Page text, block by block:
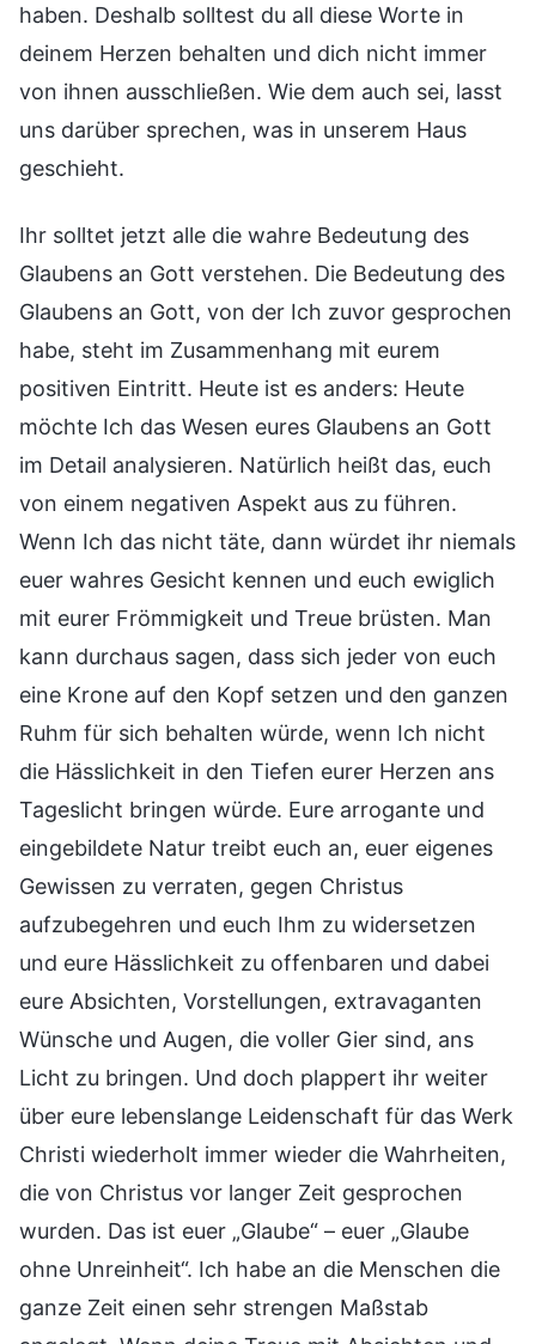
haben. Deshalb solltest du all diese Worte in
deinem Herzen behalten und dich nicht immer
von ihnen ausschließen. Wie dem auch sei, lasst
uns darüber sprechen, was in unserem Haus
geschieht.
Ihr solltet jetzt alle die wahre Bedeutung des
Glaubens an Gott verstehen. Die Bedeutung des
Glaubens an Gott, von der Ich zuvor gesprochen
habe, steht im Zusammenhang mit eurem
positiven Eintritt. Heute ist es anders: Heute
möchte Ich das Wesen eures Glaubens an Gott
im Detail analysieren. Natürlich heißt das, euch
von einem negativen Aspekt aus zu führen.
Wenn Ich das nicht täte, dann würdet ihr niemals
euer wahres Gesicht kennen und euch ewiglich
mit eurer Frömmigkeit und Treue brüsten. Man
kann durchaus sagen, dass sich jeder von euch
eine Krone auf den Kopf setzen und den ganzen
Ruhm für sich behalten würde, wenn Ich nicht
die Hässlichkeit in den Tiefen eurer Herzen ans
Tageslicht bringen würde. Eure arrogante und
eingebildete Natur treibt euch an, euer eigenes
Gewissen zu verraten, gegen Christus
aufzubegehren und euch Ihm zu widersetzen
und eure Hässlichkeit zu offenbaren und dabei
eure Absichten, Vorstellungen, extravaganten
Wünsche und Augen, die voller Gier sind, ans
Licht zu bringen. Und doch plappert ihr weiter
über eure lebenslange Leidenschaft für das Werk
Christi wiederholt immer wieder die Wahrheiten,
die von Christus vor langer Zeit gesprochen
wurden. Das ist euer „Glaube“ – euer „Glaube
ohne Unreinheit“. Ich habe an die Menschen die
ganze Zeit einen sehr strengen Maßstab